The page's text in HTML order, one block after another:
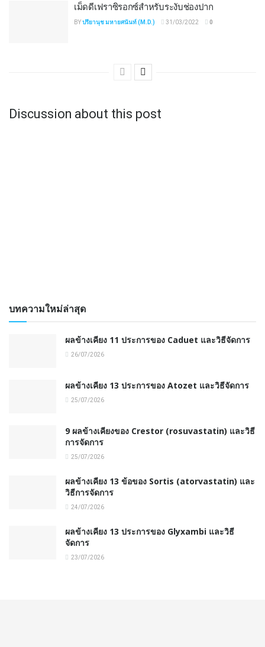
เม็ดดีเฟราซิรอกซ์สำหรับระงับช่องปาก
BYปรียานุช มหายศนันท์ (M.D.) 31/03/2022 0
Discussion about this post
บทความใหม่ล่าสุด
ผลข้างเคียง 11 ประการของ Caduet และวิธีจัดการ
26/07/2026
ผลข้างเคียง 13 ประการของ Atozet และวิธีจัดการ
25/07/2026
9 ผลข้างเคียงของ Crestor (rosuvastatin) และวิธี
การจัดการ
25/07/2026
ผลข้างเคียง 13 ข้อของ Sortis (atorvastatin) และ
วิธีการจัดการ
24/07/2026
ผลข้างเคียง 13 ประการของ Glyxambi และวิธี
จัดการ
23/07/2026